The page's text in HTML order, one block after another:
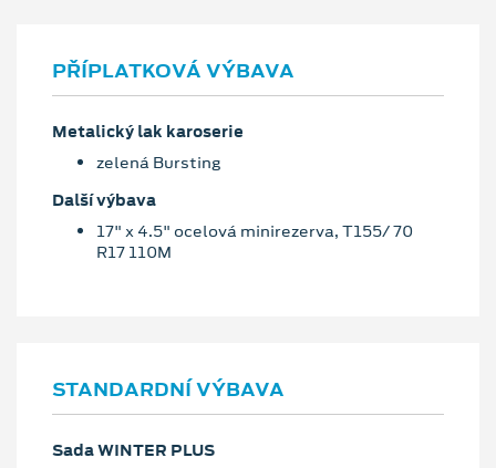
PŘÍPLATKOVÁ VÝBAVA
Metalický lak karoserie
zelená Bursting
Další výbava
17" x 4.5" ocelová minirezerva, T155/ 70
R17 110M
STANDARDNÍ VÝBAVA
Sada WINTER PLUS